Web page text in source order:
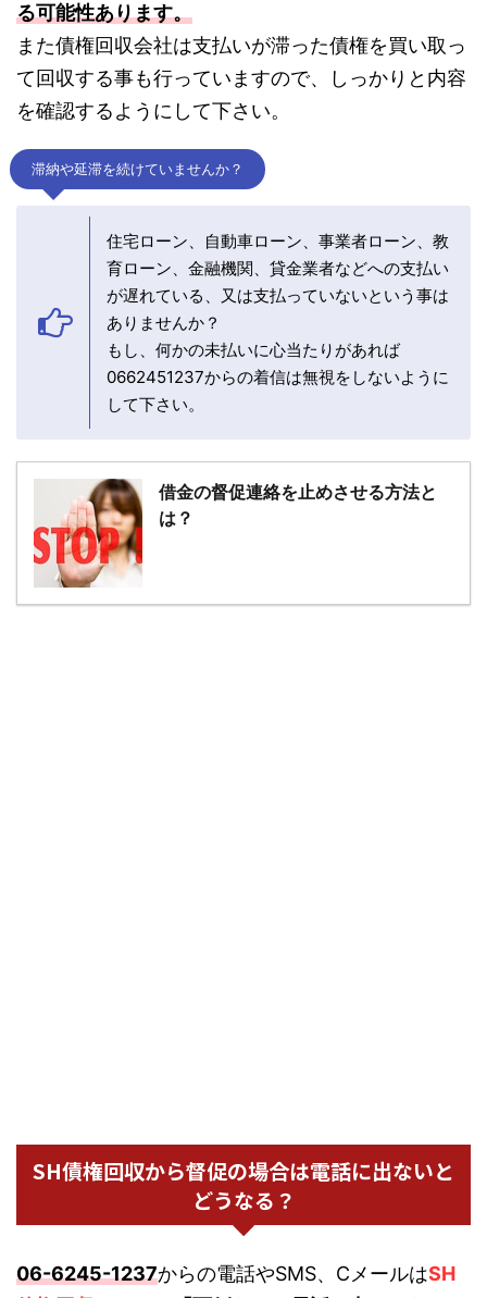
る可能性あります。
また債権回収会社は支払いが滞った債権を買い取っ
て回収する事も行っていますので、しっかりと内容
を確認するようにして下さい。
滞納や延滞を続けていませんか？
住宅ローン、自動車ローン、事業者ローン、教
育ローン、金融機関、貸金業者などへの支払い
が遅れている、又は支払っていないという事は
ありませんか？
もし、何かの未払いに心当たりがあれば
0662451237からの着信は無視をしないように
して下さい。
借金の督促連絡を止めさせる方法と
は？
SH債権回収から督促の場合は電話に出ないと
どうなる？
06-6245-1237からの電話やSMS、CメールはSH